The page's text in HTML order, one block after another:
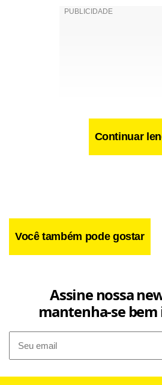
Facebook
WhatsApp
LinkedIn
Twitter
X
Continuar
Você também pode gostar
Assine nossa
mantenha-se